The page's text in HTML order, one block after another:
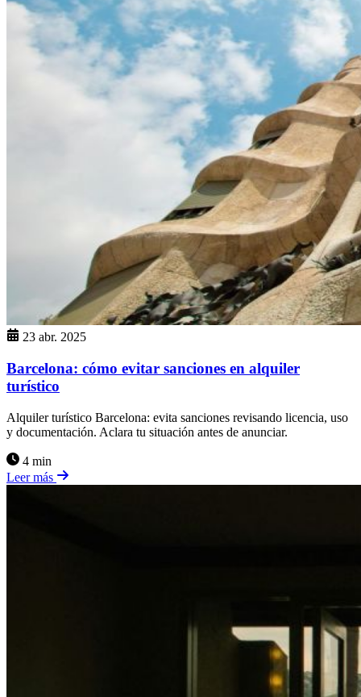
23 abr. 2025
Barcelona: cómo evitar sanciones en alquiler
turístico
Alquiler turístico Barcelona: evita sanciones revisando licencia, uso
y documentación. Aclara tu situación antes de anunciar.
4 min
Leer más